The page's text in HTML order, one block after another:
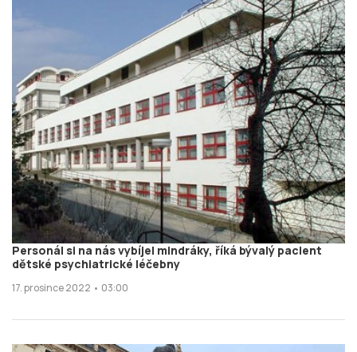
Personál si na nás vybíjel mindráky, říká bývalý pacient
dětské psychiatrické léčebny
17. prosince 2022 • 03:00